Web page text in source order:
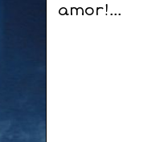
amor!...